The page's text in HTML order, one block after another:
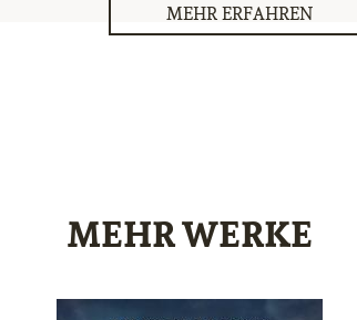
MEHR ERFAHREN
MEHR WERKE